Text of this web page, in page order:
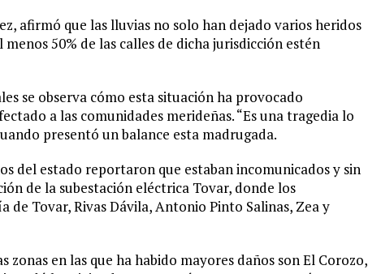
afirmó que las lluvias no solo han dejado varios heridos
50% de las calles de dicha jurisdicción estén
se observa cómo esta situación ha provocado
a las comunidades merideñas. “Es una tragedia lo
presentó un balance esta madrugada.
del estado reportaron que estaban incomunicados y sin
de la subestación eléctrica Tovar, donde los
Tovar, Rivas Dávila, Antonio Pinto Salinas, Zea y
en las que ha habido mayores daños son El Corozo,